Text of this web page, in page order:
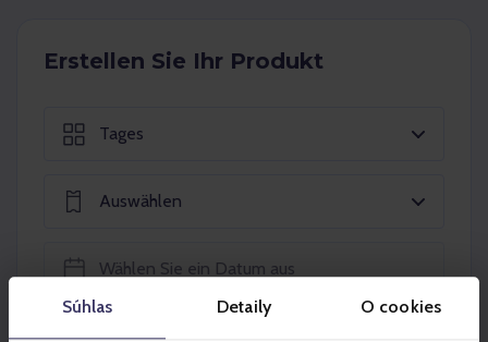
Súhlas Detaily O cookies
Erstellen Sie Ihr Produkt
Tages
Auswählen